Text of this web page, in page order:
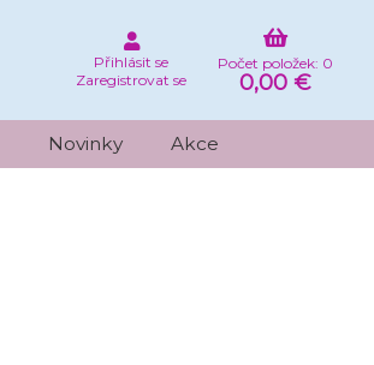
Počet položek: 0
0,00 €
Přihlásit se
Zaregistrovat se
Novinky Akce